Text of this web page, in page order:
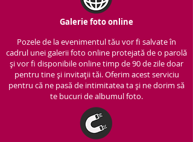
Galerie foto online
Pozele de la evenimentul tău vor fi salvate în
cadrul unei galerii foto online protejată de o parolă
și vor fi disponibile online timp de 90 de zile doar
pentru tine și invitații tăi. Oferim acest serviciu
pentru că ne pasă de intimitatea ta și ne dorim să
te bucuri de albumul foto.